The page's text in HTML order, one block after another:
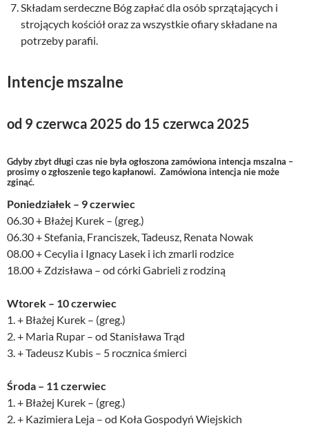
Składam serdeczne Bóg zapłać dla osób sprzątających i
strojących kościół oraz za wszystkie ofiary składane na
potrzeby parafii.
Intencje mszalne
od 9 czerwca 2025 do 15 czerwca 2025
Gdyby zbyt długi czas nie była ogłoszona zamówiona intencja mszalna –
prosimy o zgłoszenie tego kapłanowi. Zamówiona intencja nie może
zginąć.
Poniedziałek – 9 czerwiec
06.30 + Błażej Kurek – (greg.)
06.30 + Stefania, Franciszek, Tadeusz, Renata Nowak
08.00 + Cecylia i Ignacy Lasek i ich zmarli rodzice
18.00 + Zdzisława – od córki Gabrieli z rodziną
Wtorek – 10 czerwiec
1. + Błażej Kurek – (greg.)
2. + Maria Rupar – od Stanisława Trąd
3. + Tadeusz Kubis – 5 rocznica śmierci
Środa – 11 czerwiec
1. + Błażej Kurek – (greg.)
2. + Kazimiera Leja – od Koła Gospodyń Wiejskich